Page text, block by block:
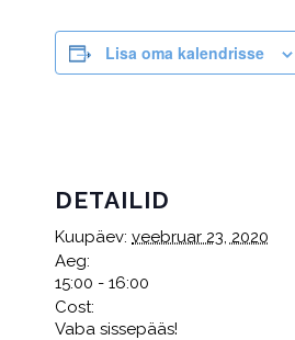
Lisa oma kalendrisse
DETAILID
Kuupäev: veebruar 23, 2020
Aeg:
15:00 - 16:00
Cost:
Vaba sissepääs!